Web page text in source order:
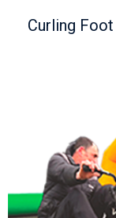
Curling Foot